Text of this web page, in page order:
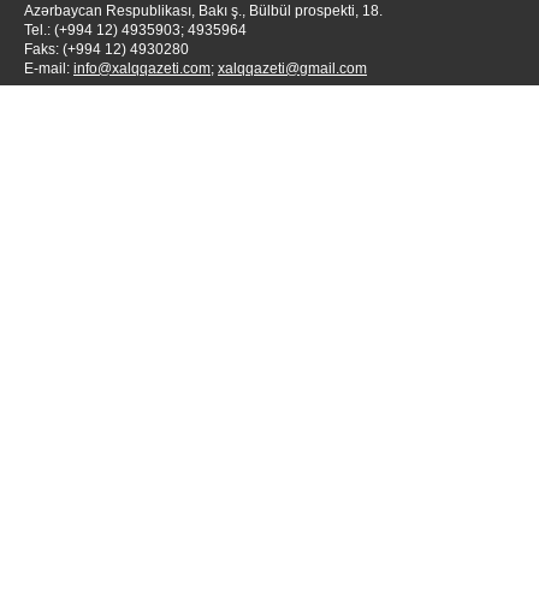
Azərbaycan Respublikası, Bakı ş., Bülbül prospekti, 18.
Tel.: (+994 12) 4935903; 4935964
Faks: (+994 12) 4930280
E-mail: info@xalqqazeti.com; xalqqazeti@gmail.com